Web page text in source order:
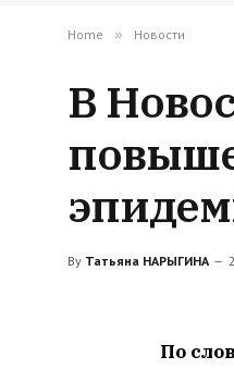
Home » Новости
В
By Татьяна НАРЫГИНА
По